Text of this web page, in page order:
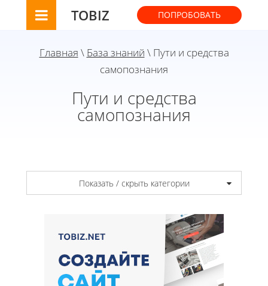
TOBIZ ПОПРОБОВАТЬ
Главная \ База знаний \ Пути и средства
самопознания
Пути и средства
самопознания
Показать / скрыть категории